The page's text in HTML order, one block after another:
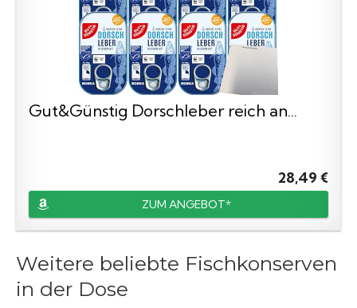
Gut&Günstig Dorschleber reich an...
28,49 €
ZUM ANGEBOT*
Weitere beliebte Fischkonserven
in der Dose